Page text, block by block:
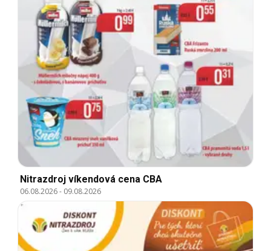
Nitrazdroj víkendová cena CBA
06.08.2026- 09.08.2026